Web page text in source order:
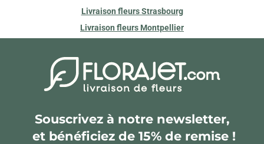
Livraison fleurs Strasbourg
Livraison fleurs Montpellier
Souscrivez à notre newsletter,
et bénéficiez de 15% de remise !